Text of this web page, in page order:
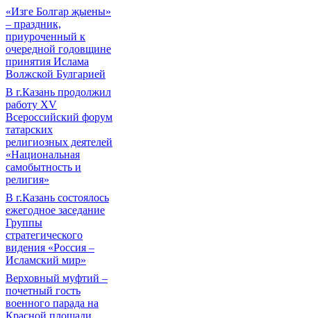
«Изге Болгар җыены»
– праздник,
приуроченный к
очередной годовщине
принятия Ислама
Волжской Булгарией
В г.Казань продолжил
работу XV
Всероссийский форум
татарских
религиозных деятелей
«Национальная
самобытность и
религия»
В г.Казань состоялось
ежегодное заседание
Группы
стратегического
видения «Россия –
Исламский мир»
Верховный муфтий –
почетный гость
военного парада на
Красной площади